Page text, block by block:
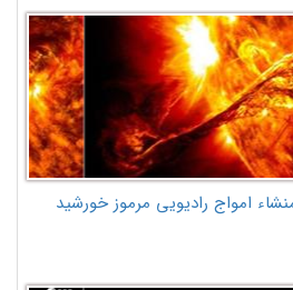
امواج رادیویی مرموز خورشید